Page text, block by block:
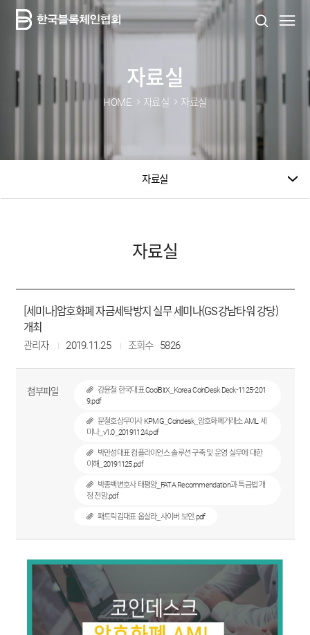
자료실
HOME 자료실 자료실
자료실
자료실
[세미나]암호화폐 자금세탁방지 실무 세미나(GS강남타워 강당)
개최
관리자 2019.11.25 조회수 5826
첨부파일
강윤철 한국대표 CoolBitX_Korea CoinDesk Deck-1125-201
9.pdf
문철호상무이사 KPMG_Coindesk_암호화폐거래소 AML 세
미나_v1.0_20191124.pdf
박만성대표 컴플라이언스 솔루션 구축 및 운영 실무에 대한
이해_20191125.pdf
박종백변호사 태평양_FATA Recommendation과 특금법 개
정 전망.pdf
패트릭김대표 웁살라_사이버 보안.pdf